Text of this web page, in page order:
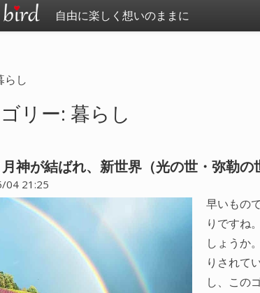
自由に楽しく想いのままに
らし
リー: 暮らし
神が結ばれ、新世界（光の世・弥勒の
04 21:25
早いもの
りですね
しょうか
りされて
し、この